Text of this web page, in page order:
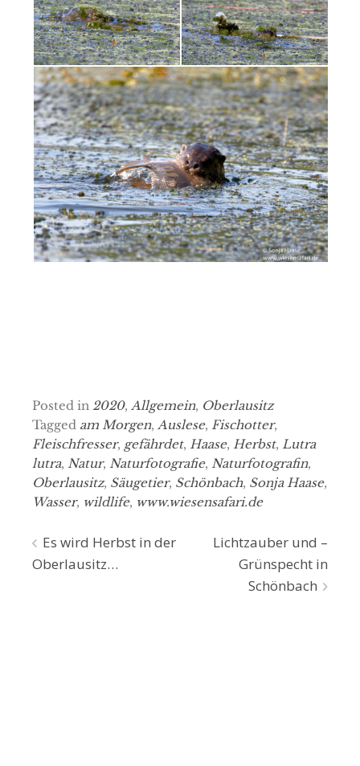
Posted in 2020, Allgemein, Oberlausitz
Tagged am Morgen, Auslese, Fischotter,
Fleischfresser, gefährdet, Haase, Herbst, Lutra
lutra, Natur, Naturfotografie, Naturfotografin,
Oberlausitz, Säugetier, Schönbach, Sonja Haase,
Wasser, wildlife, www.wiesensafari.de
Beitragsnavigation
Es wird Herbst in der
Oberlausitz…
Lichtzauber und –
Grünspecht in
Schönbach